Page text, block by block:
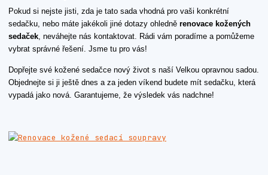
Pokud si nejste jisti, zda je tato sada vhodná pro vaši konkrétní
sedačku, nebo máte jakékoli jiné dotazy ohledně renovace kožených
sedaček, neváhejte nás kontaktovat. Rádi vám poradíme a pomůžeme
vybrat správné řešení. Jsme tu pro vás!
Dopřejte své kožené sedačce nový život s naší Velkou opravnou sadou.
Objednejte si ji ještě dnes a za jeden víkend budete mít sedačku, která
vypadá jako nová. Garantujeme, že výsledek vás nadchne!